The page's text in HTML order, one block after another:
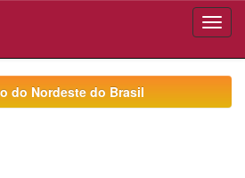
do Nordeste do Brasil